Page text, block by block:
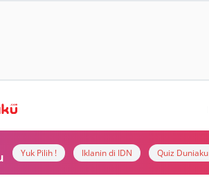
Yuk Pilih ! Iklanin di IDN Quiz Duniaku